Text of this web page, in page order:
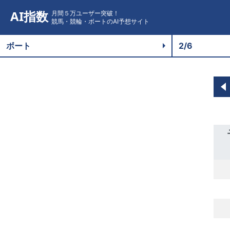
AI指数 月間５万ユーザー突破！
競馬・競輪・ボートのAI予想サイト